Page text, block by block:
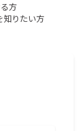
方
知りたい方